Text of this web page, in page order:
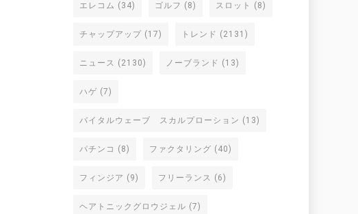
エレコム (34) ゴルフ (8) スロット (8)
チャップアップ (17) トレンド (2131)
ニュース (2130) ノーブランド (13)
ハゲ (7)
バイタルウェーブ スカルプローション (13)
パチンコ (8) ファクタリング (40)
フィンジア (9) フリーランス (6)
ヘアトニックグロウジェル (7)